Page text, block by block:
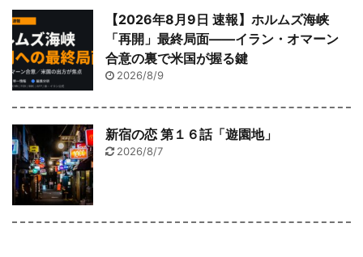
【2026年8月9日 速報】ホルムズ海峡
「再開」最終局面――イラン・オマーン
合意の裏で米国が握る鍵
2026/8/9
新宿の恋 第１６話「遊園地」
2026/8/7